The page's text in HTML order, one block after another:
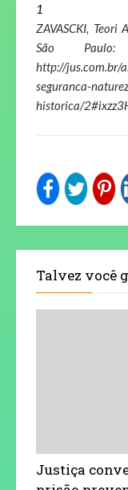
1
ZAVASCKI, Teori
São Paulo:
http://jus.com.br/
seguranca-
historica/
Talvez você
Justiça